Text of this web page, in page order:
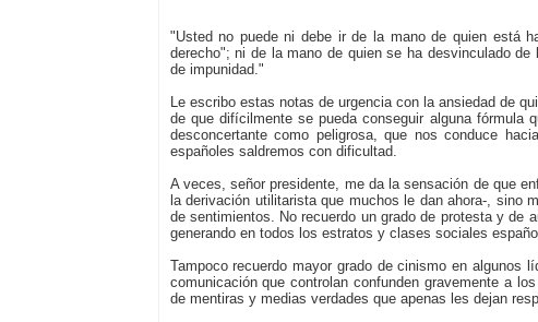
"Usted no puede ni debe ir de la mano de quien está
derecho"; ni de la mano de quien se ha desvinculado
de impunidad."
Le escribo estas notas de urgencia con la ansiedad de
de que difícilmente se pueda conseguir alguna fórmula
desconcertante como peligrosa, que nos conduce
españoles saldremos con dificultad.
A veces, señor presidente, me da la sensación de que
la derivación utilitarista que muchos le dan ahora-, sino
de sentimientos. No recuerdo un grado de protesta y de
generando en todos los estratos y clases sociales
Tampoco recuerdo mayor grado de cinismo en algunos
comunicación que controlan confunden gravemente a
de mentiras y medias verdades que apenas les dejan